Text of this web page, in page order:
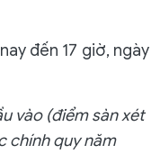
đến 17 giờ, ngày
vào (điểm sàn xét
chính quy năm